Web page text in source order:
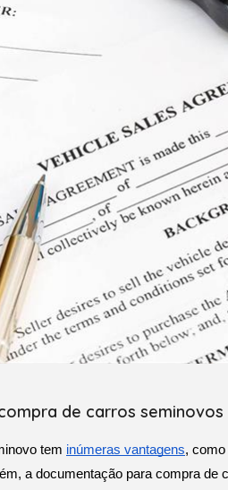
de carros seminovos
tem inúmeras vantagens,
a documentação para compra de